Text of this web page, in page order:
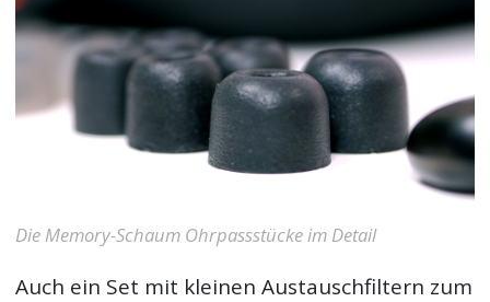
Die Memory-Schaum Ohrpassstücke im Detail
Auch ein Set mit kleinen Austauschfiltern zum